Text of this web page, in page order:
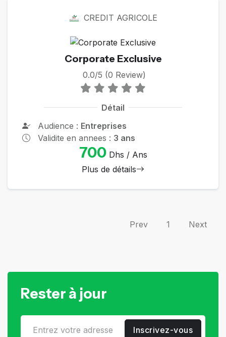
CREDIT AGRICOLE
Corporate Exclusive
0.0/5 (0 Review)
Détail
Audience : Entreprises
Validite en annees : 3 ans
700Dhs / Ans
Plus de détails
Prev 1 Next
Rester à jour
Inscrivez-vous